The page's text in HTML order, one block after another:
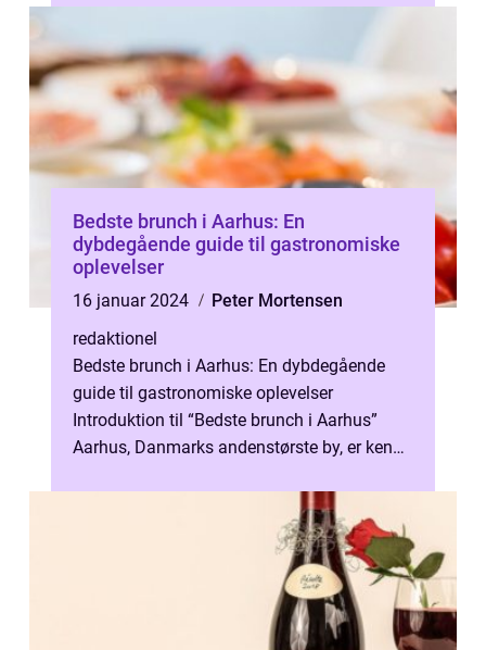
Bedste brunch i Aarhus: En
dybdegående guide til gastronomiske
oplevelser
16 januar 2024
Peter Mortensen
redaktionel
Bedste brunch i Aarhus: En dybdegående
guide til gastronomiske oplevelser
Introduktion til “Bedste brunch i Aarhus”
Aarhus, Danmarks andenstørste by, er kendt